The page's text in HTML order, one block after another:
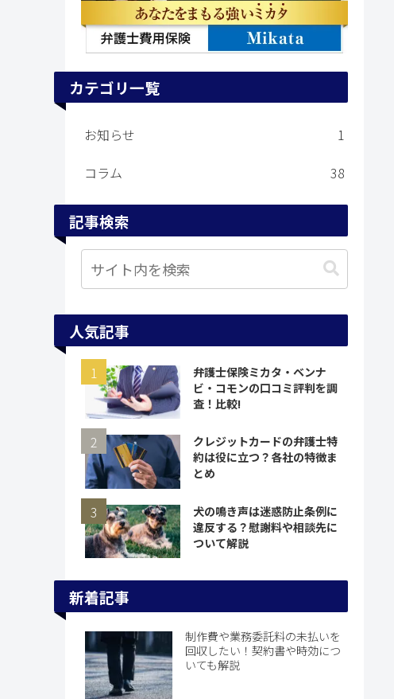
カテゴリ一覧
お知らせ
1
コラム
38
記事検索
人気記事
弁護士保険ミカタ・ベンナ
ビ・コモンの口コミ評判を調
査！比較!
クレジットカードの弁護士特
約は役に立つ？各社の特徴ま
とめ
犬の鳴き声は迷惑防止条例に
違反する？慰謝料や相談先に
ついて解説
新着記事
制作費や業務委託料の未払いを
回収したい！契約書や時効につ
いても解説